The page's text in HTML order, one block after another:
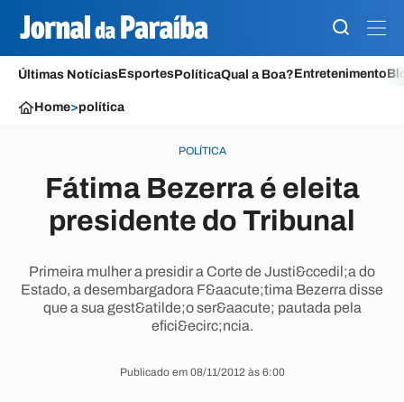
Últimas NotíciasEsportesPolíticaQual a Boa?Entretenimento
Home>política
POLÍTICA
Fátima Bezerra é eleita
presidente do Tribunal
Primeira mulher a presidir a Corte de Justi&ccedil;a do
Estado, a desembargadora F&aacute;tima Bezerra disse
que a sua gest&atilde;o ser&aacute; pautada pela
efici&ecirc;ncia.
Publicado em 08/11/2012 às 6:00